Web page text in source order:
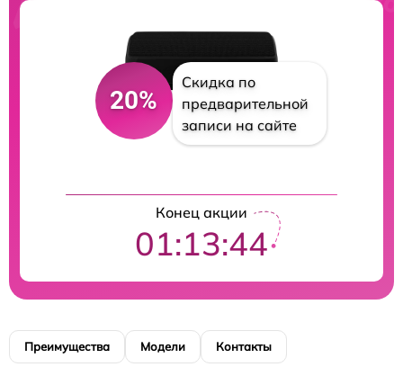
20%
Скидка по
предварительной
записи на сайте
Конец акции
01:13:43
Преимущества Модели Контакты